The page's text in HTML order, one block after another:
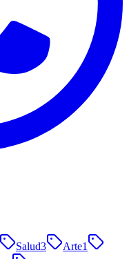
Salud3 Arte1